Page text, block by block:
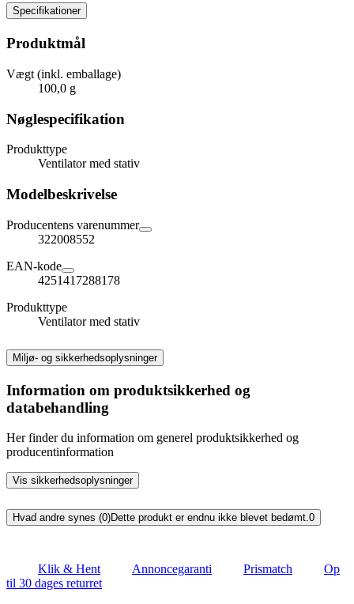
Specifikationer
Produktmål
Vægt (inkl. emballage)
100,0 g
Nøglespecifikation
Produkttype
Ventilator med stativ
Modelbeskrivelse
Producentens varenummer
322008552
EAN-kode
4251417288178
Produkttype
Ventilator med stativ
Miljø- og sikkerhedsoplysninger
Information om produktsikkerhed og
databehandling
Her finder du information om generel produktsikkerhed og
producentinformation
Vis sikkerhedsoplysninger
Hvad andre synes (0)Dette produkt er endnu ikke blevet bedømt.0
Klik & Hent Annoncegaranti Prismatch
Op
til 30 dages returret